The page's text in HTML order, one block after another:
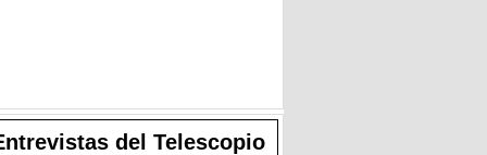
del Telescopio